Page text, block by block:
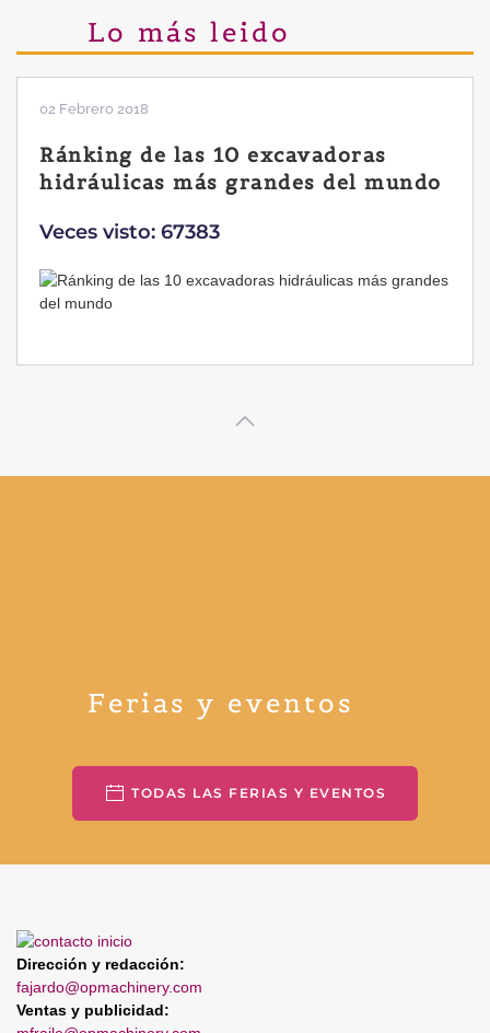
Lo más leido
02 Febrero 2018
Ránking de las 10 excavadoras
hidráulicas más grandes del mundo
Veces visto: 67383
Ferias y eventos
TODAS LAS FERIAS Y EVENTOS
Dirección y redacción:
fajardo@opmachinery.com
Ventas y publicidad: